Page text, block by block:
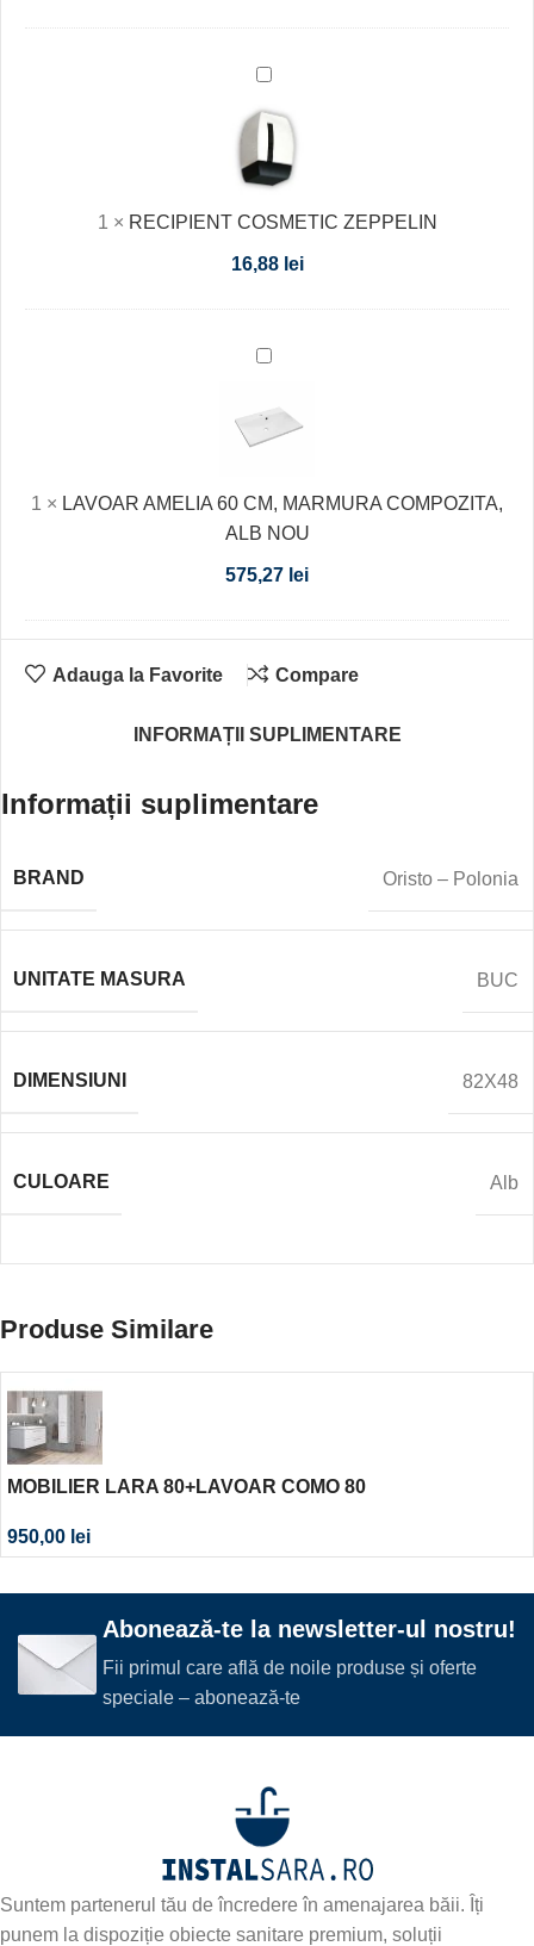
RECIPIENT
ZEPPELIN
1 × RECIPIENT COSMETIC ZEPPELIN
16,88 lei
LAVOAR
60
CM,
COMPOZITA,
ALB
NOU
1 × LAVOAR AMELIA 60 CM, MARMURA COMPOZITA,
ALB NOU
575,27 lei
Adauga la Favorite Compare
INFORMAȚII SUPLIMENTARE
Informații suplimentare
BRAND Oristo – Polonia
UNITATE MASURA BUC
DIMENSIUNI 82X48
CULOARE Alb
Produse Similare
MOBILIER LARA 80+LAVOAR COMO 80
950,00 lei
Abonează-te la newsletter-ul nostru!
Fii primul care află de noile produse și oferte
speciale – abonează-te
Suntem partenerul tău de încredere în amenajarea băii. Îți
punem la dispoziție obiecte sanitare premium, soluții